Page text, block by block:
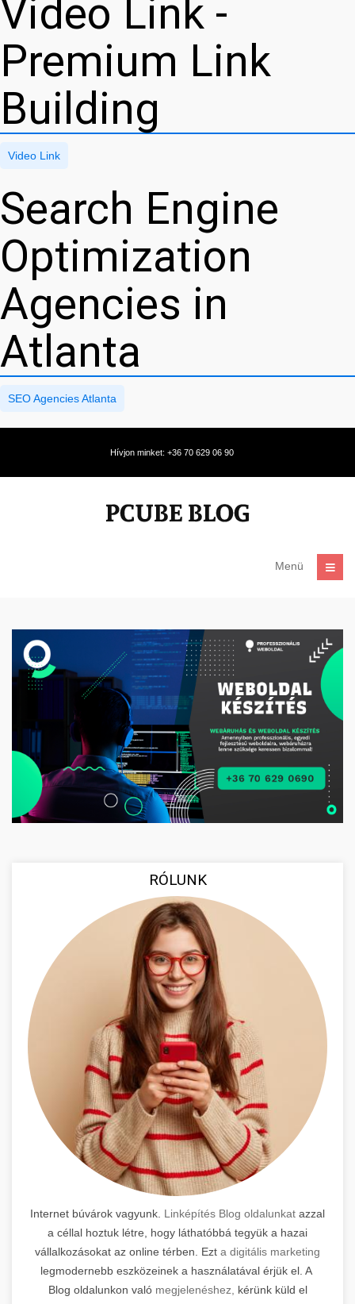
Video Link -
Premium Link
Building
Video Link
Search Engine
Optimization
Agencies in
Atlanta
SEO Agencies Atlanta
Hívjon minket: +36 70 629 06 90
Menü
RÓLUNK
Internet búvárok vagyunk. Linképítés Blog oldalunkat azzal
a céllal hoztuk létre, hogy láthatóbbá tegyük a hazai
vállalkozásokat az online térben. Ezt a digitális marketing
legmodernebb eszközeinek a használatával érjük el. A
Blog oldalunkon való megjelenéshez,
kérünk küld el